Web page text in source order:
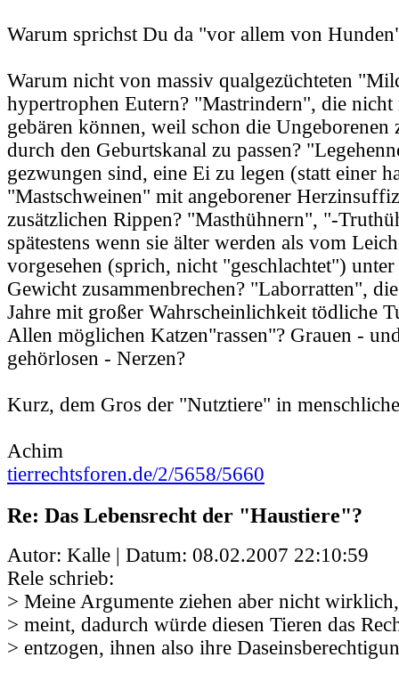
Warum sprichst Du da "vor allem von
Warum nicht von massiv qualgezüchteten
hypertrophen Eutern? "Mastrindern", die
gebären können, weil schon die
durch den Geburtskanal zu passen?
gezwungen sind, eine Ei zu legen (statt einer
"Mastschweinen" mit angeborener
zusätzlichen Rippen? "Masthühnern", "-
spätestens wenn sie älter werden als vom
vorgesehen (sprich, nicht "geschlachtet")
Gewicht zusammenbrechen? "Laborratten",
Jahre mit großer Wahrscheinlichkeit tödliche
Allen möglichen Katzen"rassen"? Grauen -
gehörlosen - Nerzen?
Kurz, dem Gros der "Nutztiere" in
Achim
tierrechtsforen.de/2/5658/5660
Re: Das Lebensrecht der "Haustiere"?
Autor: Kalle | Datum: 08.02.2007 22:10:59
Rele schrieb:
> Meine Argumente ziehen aber nicht
> meint, dadurch würde diesen Tieren das
> entzogen, ihnen also ihre